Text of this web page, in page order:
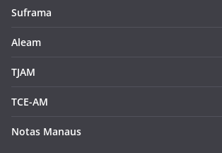
Suframa
Aleam
TJAM
TCE-AM
Notas Manaus